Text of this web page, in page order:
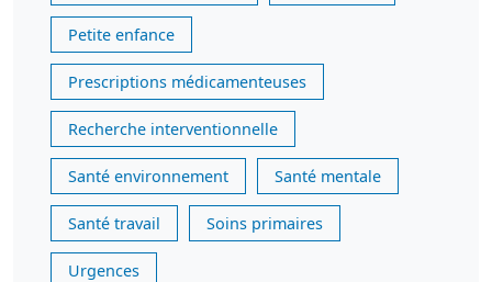
Petite enfance
Prescriptions médicamenteuses
Recherche interventionnelle
Santé environnement Santé mentale
Santé travail Soins primaires
Urgences